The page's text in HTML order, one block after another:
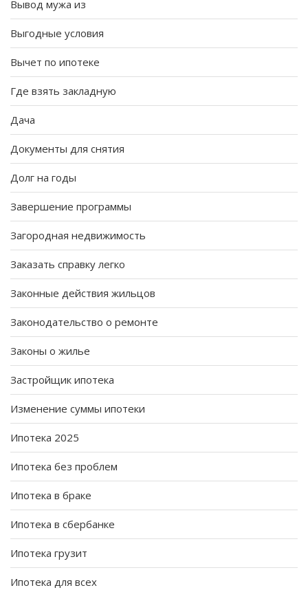
Вывод мужа из
Выгодные условия
Вычет по ипотеке
Где взять закладную
Дача
Документы для снятия
Долг на годы
Завершение программы
Загородная недвижимость
Заказать справку легко
Законные действия жильцов
Законодательство о ремонте
Законы о жилье
Застройщик ипотека
Изменение суммы ипотеки
Ипотека 2025
Ипотека без проблем
Ипотека в браке
Ипотека в сбербанке
Ипотека грузит
Ипотека для всех